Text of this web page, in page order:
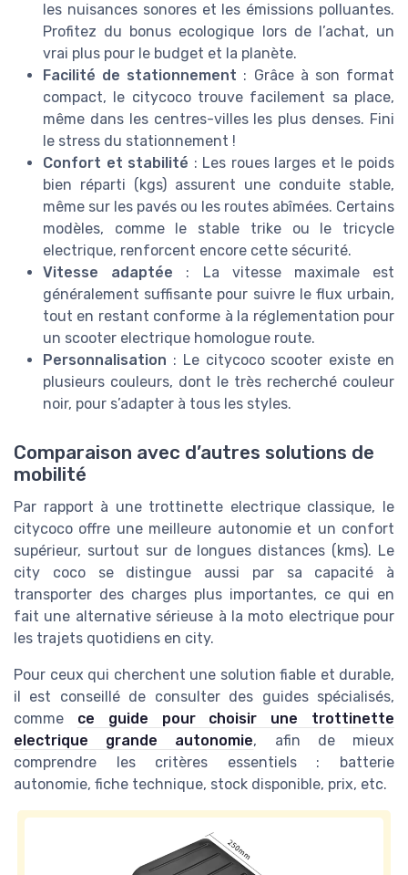
les nuisances sonores et les émissions polluantes.
Profitez du bonus ecologique lors de l’achat, un
vrai plus pour le budget et la planète.
Facilité de stationnement : Grâce à son format
compact, le citycoco trouve facilement sa place,
même dans les centres-villes les plus denses. Fini
le stress du stationnement !
Confort et stabilité : Les roues larges et le poids
bien réparti (kgs) assurent une conduite stable,
même sur les pavés ou les routes abîmées. Certains
modèles, comme le stable trike ou le tricycle
electrique, renforcent encore cette sécurité.
Vitesse adaptée : La vitesse maximale est
généralement suffisante pour suivre le flux urbain,
tout en restant conforme à la réglementation pour
un scooter electrique homologue route.
Personnalisation : Le citycoco scooter existe en
plusieurs couleurs, dont le très recherché couleur
noir, pour s’adapter à tous les styles.
Comparaison avec d’autres solutions de
mobilité
Par rapport à une trottinette electrique classique, le
citycoco offre une meilleure autonomie et un confort
supérieur, surtout sur de longues distances (kms). Le
city coco se distingue aussi par sa capacité à
transporter des charges plus importantes, ce qui en
fait une alternative sérieuse à la moto electrique pour
les trajets quotidiens en city.
Pour ceux qui cherchent une solution fiable et durable,
il est conseillé de consulter des guides spécialisés,
comme ce guide pour choisir une trottinette
electrique grande autonomie, afin de mieux
comprendre les critères essentiels : batterie
autonomie, fiche technique, stock disponible, prix, etc.